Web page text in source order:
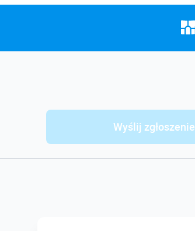
Wyślij zgłoszenie